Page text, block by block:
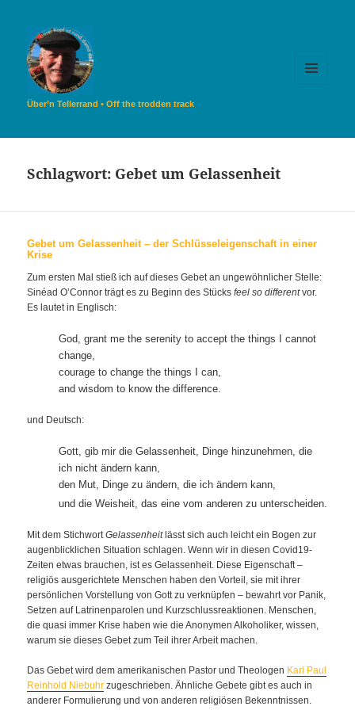
Über’n Tellerrand • Off the trodden track
Schlagwort: Gebet um Gelassenheit
Gebet um Gelassenheit – der Schlüsseleigenschaft in einer
Krise
Zum ersten Mal stieß ich auf dieses Gebet an ungewöhnlicher Stelle:
Sinéad O’Connor trägt es zu Beginn des Stücksfeel so differentvor.
Es lautet in Englisch:
God, grant me the serenity to accept the things I cannot
change,
courage to change the things I can,
and wisdom to know the difference.
und Deutsch:
Gott, gib mir die Gelassenheit, Dinge hinzunehmen, die
ich nicht ändern kann,
den Mut, Dinge zu ändern, die ich ändern kann,
und die Weisheit, das eine vom anderen zu unterscheiden.
Mit dem StichwortGelassenheitlässt sich auch leicht ein Bogen zur
augenblicklichen Situation schlagen. Wenn wir in diesen Covid19-
Zeiten etwas brauchen, ist es Gelassenheit. Diese Eigenschaft –
religiös ausgerichtete Menschen haben den Vorteil, sie mit ihrer
persönlichen Vorstellung von Gott zu verknüpfen – bewahrt vor Panik,
Setzen auf Latrinenparolen und Kurzschlussreaktionen. Menschen,
die quasi immer Krise haben wie die Anonymen Alkoholiker, wissen,
warum sie dieses Gebet zum Teil ihrer Arbeit machen.
Das Gebet wird dem amerikanischen Pastor und Theologen Karl Paul
Reinhold Niebuhr zugeschrieben. Ähnliche Gebete gibt es auch in
anderer Formulierung und von anderen religiösen Bekenntnissen.